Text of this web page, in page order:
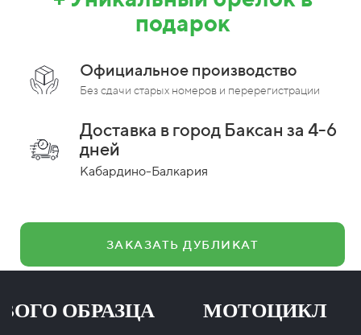
подарок
Официальное производство
Без сдачи старых номеров и перерегистрации
Доставка в город Баксан за 4-6
дней
Кабардино-Балкария
ЗАКАЗАТЬ ДУБЛИКАТ
ОБРАЗЦА МОТОЦИКЛ